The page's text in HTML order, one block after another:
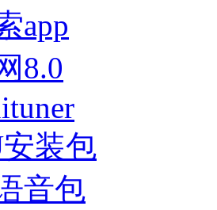
app
8.0
装包
音包